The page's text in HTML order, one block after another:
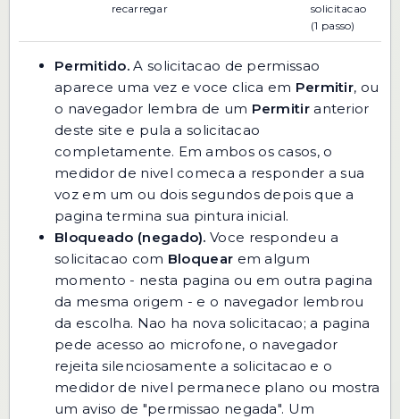
recarregar
solicitacao
(1 passo)
Permitido. A solicitacao de permissao
aparece uma vez e voce clica em Permitir, ou
o navegador lembra de um Permitiranterior
deste site e pula a solicitacao
completamente. Em ambos os casos, o
medidor de nivel comeca a responder a sua
voz em um ou dois segundos depois que a
pagina termina sua pintura inicial.
Bloqueado (negado). Voce respondeu a
solicitacao com Bloquear em algum
momento - nesta pagina ou em outra pagina
da mesma origem - e o navegador lembrou
da escolha. Nao ha nova solicitacao; a pagina
pede acesso ao microfone, o navegador
rejeita silenciosamente a solicitacao e o
medidor de nivel permanece plano ou mostra
um aviso de "permissao negada". Um